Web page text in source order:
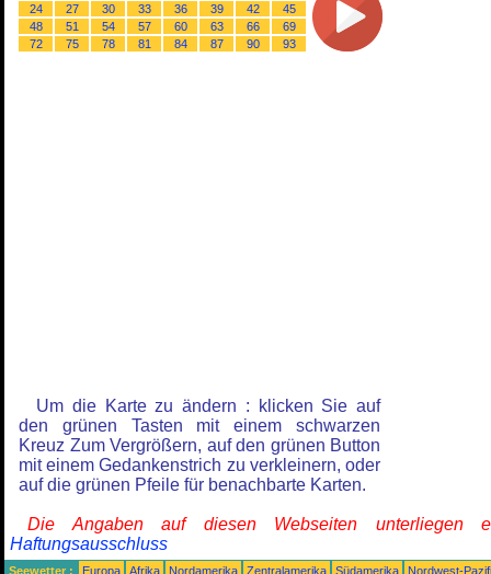
24
27 30 33 36 39 42
45
48
51 54 57 60 63 66
69
72
75 78 81 84 87 90 93
Um die Karte zu ändern : klicken Sie auf
den grünen Tasten mit einem schwarzen
Kreuz Zum Vergrößern, auf den grünen Button
mit einem Gedankenstrich zu verkleinern, oder
auf die grünen Pfeile für benachbarte Karten.
Die Angaben auf diesen Webseiten unterliegen
Haftungsausschluss
Seewetter : Europa Afrika Nordamerika Zentralamerika Südamerika
Nordwest-